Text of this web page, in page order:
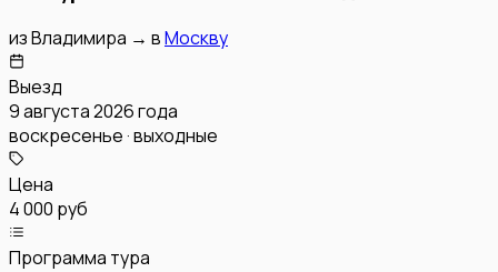
изВладимира → вМоскву
Выезд
9 августа 2026 года
воскресенье · выходные
Цена
4 000 руб
Программа тура